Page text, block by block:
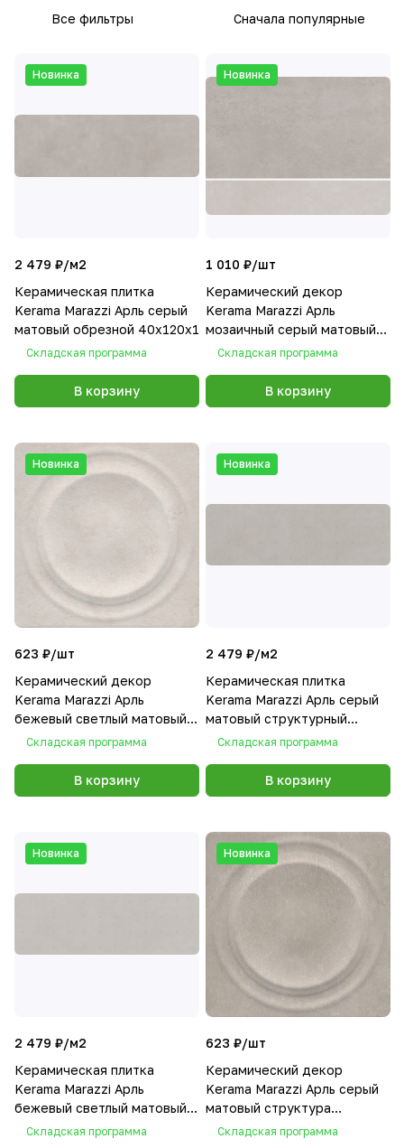
Все фильтры Сначала популярные
Новинка
2 479 ₽/м2
Керамическая плитка
Kerama Marazzi Арль серый
матовый обрезной 40x120x1
Складская программа
В корзину
Новинка
1 010 ₽/шт
Керамический декор
Kerama Marazzi Арль
мозаичный серый матовый
обрезной 40x30x1
Складская программа
В корзину
Новинка
623 ₽/шт
Керамический декор
Kerama Marazzi Арль
бежевый светлый матовый
структура обрезной
Складская программа
В корзину
Новинка
2 479 ₽/м2
Керамическая плитка
Kerama Marazzi Арль серый
матовый структурный
обрезной 40x120x1
Складская программа
В корзину
Новинка
2 479 ₽/м2
Керамическая плитка
Kerama Marazzi Арль
бежевый светлый матовый
структура обрезной
Складская программа
Новинка
623 ₽/шт
Керамический декор
Kerama Marazzi Арль серый
матовый структура
обрезной 20x20x0,95
Складская программа